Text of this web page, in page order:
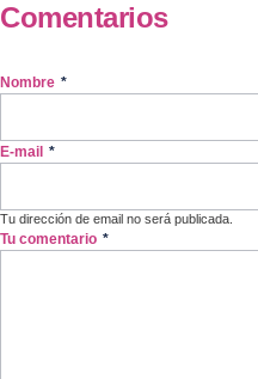
Comentarios
Nombre *
E-mail *
Tu dirección de email no será publicada.
Tu comentario *